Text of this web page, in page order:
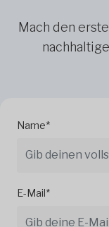
Mach den
Name*
E-Mail*